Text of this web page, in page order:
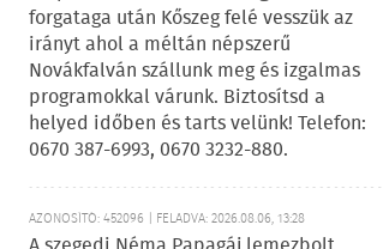
forgataga után Kőszeg felé vesszük az
irányt ahol a méltán népszerű
Novákfalván szállunk meg és izgalmas
programokkal várunk. Biztosítsd a
helyed időben és tarts velünk! Telefon:
0670 387-6993, 0670 3232-880.
AZONOSÍTÓ: 452096 | FELADVA: 2026.08.06, 13:28